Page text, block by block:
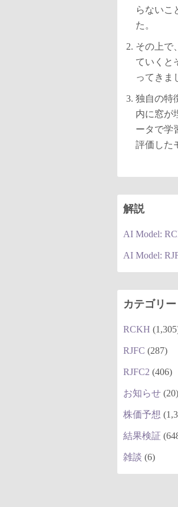
らないこ
た。
その上で
ていくと
ってきま
独自の特
内に窓が
ータで学
評価した
解説
AI Model:
AI Model:
カテゴリー
RCKH
RJFC (287)
RJFC2 (406)
お知らせ (20)
株価予想
結果検証
雑談 (6)